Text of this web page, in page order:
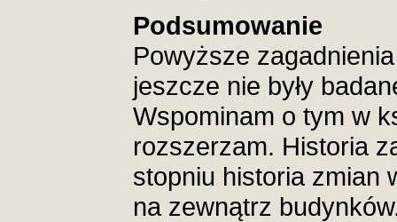
Podsumowanie
Powyższe
jeszcze nie były
Wspominam o tym w
rozszerzam. Historia
stopniu historia zmian
na zewnątrz